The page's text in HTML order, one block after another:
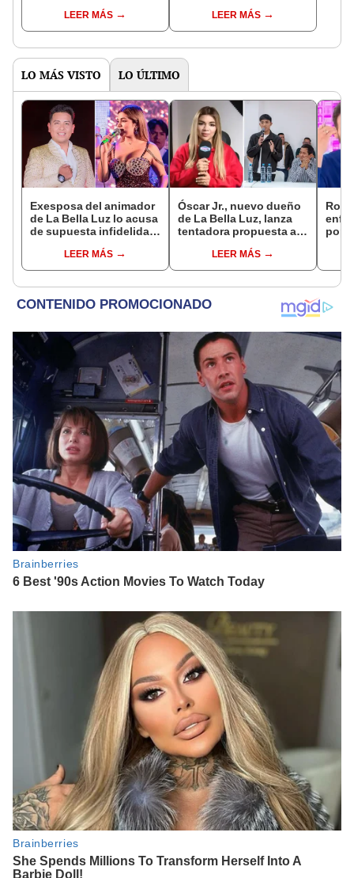
Enanitos Verdes?
LEER MÁS
nivel nacional?
LEER MÁS
LO MÁS VISTO LO ÚLTIMO
Exesposa del animador
de La Bella Luz lo acusa
de supuesta infidelidad
expone chats
LEER MÁS
Óscar Jr., nuevo dueño
de La Bella Luz, lanza
tentadora propuesta a
denuncia por
tocamientos: “Va a
LEER MÁS